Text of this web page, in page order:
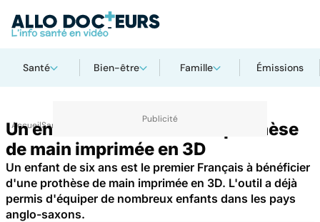
Santé Bien-être Famille Émissions
AccueilSanté
Un enfant va recevoir une prothèse
de main imprimée en 3D
Un enfant de six ans est le premier Français à bénéficier
d'une prothèse de main imprimée en 3D. L'outil a déjà
permis d'équiper de nombreux enfants dans les pays
anglo-saxons.